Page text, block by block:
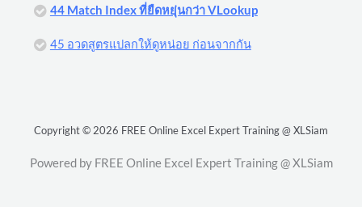
44 Match Index ที่ยืดหยุ่นกว่า VLookup
45 อวดสูตรแปลกให้ดูหน่อย ก่อนจากกัน
Copyright © 2026 FREE Online Excel Expert Training @ XLSiam
Powered by FREE Online Excel Expert Training @ XLSiam